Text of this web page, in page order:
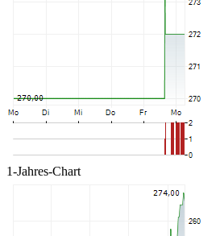
1-Jahres-Chart